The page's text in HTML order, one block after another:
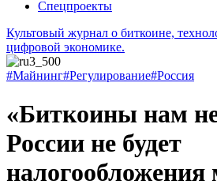
Спецпроекты
Культовый журнал о биткоине,
цифровой экономике.
#Майнинг#Регулирование#Россия
«Биткоины нам
России не будет
налогообложения